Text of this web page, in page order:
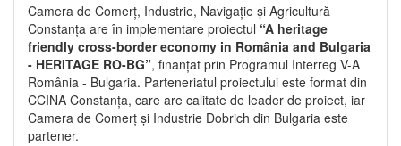
Camera de Comerț, Industrie, Navigație și Agricultură
Constanța are în implementare proiectul “A heritage
friendly cross-border economy in România and Bulgaria
- HERITAGE RO-BG”, finanțat prin Programul Interreg V-A
România - Bulgaria. Parteneriatul proiectului este format din
CCINA Constanța, care are calitate de leader de proiect, iar
Camera de Comerț și Industrie Dobrich din Bulgaria este
partener.